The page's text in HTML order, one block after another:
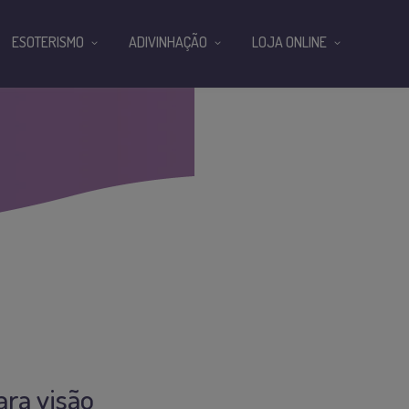
visão
ESOTERISMO ADIVINHAÇÃO LOJA ONLINE